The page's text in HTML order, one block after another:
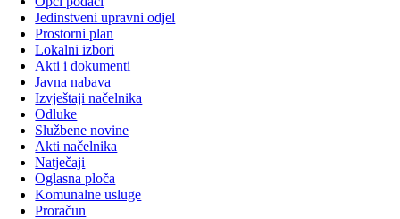
Jedinstveni upravni odjel
Prostorni plan
Lokalni izbori
Akti i dokumenti
Javna nabava
Izvještaji načelnika
Odluke
Službene novine
Akti načelnika
Natječaji
Oglasna ploča
Komunalne usluge
Proračun